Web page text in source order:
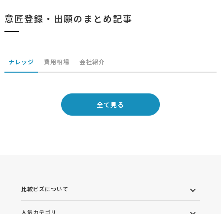
意匠登録・出願のまとめ記事
ナレッジ 費用相場 会社紹介
全て見る
比較ビズについて
人気カテゴリ